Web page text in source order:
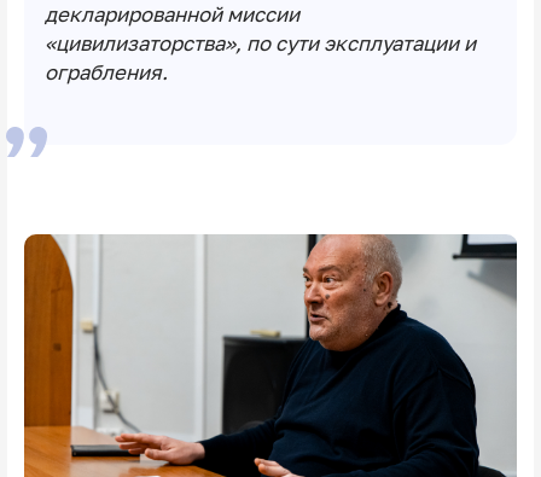
декларированной миссии
«цивилизаторства», по сути эксплуатации и
ограбления.